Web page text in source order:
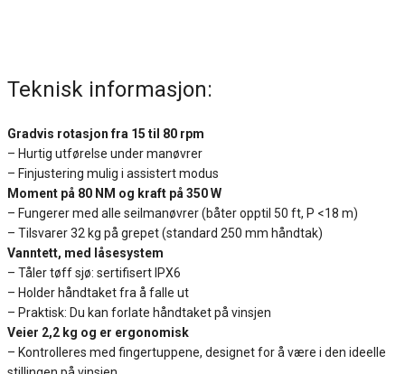
Teknisk informasjon:
Gradvis rotasjon fra 15 til 80 rpm
– Hurtig utførelse under manøvrer
– Finjustering mulig i assistert modus
Moment på 80 NM og kraft på 350 W
– Fungerer med alle seilmanøvrer (båter opptil 50 ft, P <18 m)
– Tilsvarer 32 kg på grepet (standard 250 mm håndtak)
Vanntett, med låsesystem
– Tåler tøff sjø: sertifisert IPX6
– Holder håndtaket fra å falle ut
– Praktisk: Du kan forlate håndtaket på vinsjen
Veier 2,2 kg og er ergonomisk
– Kontrolleres med fingertuppene, designet for å være i den ideelle